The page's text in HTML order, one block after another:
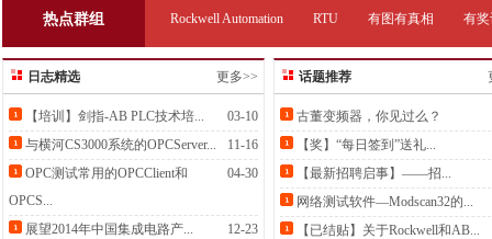
热点群组 Rockwell Automation RTU 有图有真相 有
更多>>
日志精选
03-10
【培训】剑指-AB PLC技术培...
11-16
与横河CS3000系统的OPCServer...
04-30
OPC测试常用的OPCClient和
OPCS...
12-23
展望2014年中国集成电路产...
话题推荐
古董变频器，你见过么？
【奖】“每日签到”送礼...
【最新招聘启事】——招...
网络测试软件—Modscan32的...
【已结贴】关于Rockwell和AB...